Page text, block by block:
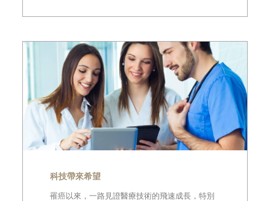
科技帶來希望
罹癌以來，一路見證醫療技術的飛速成長，特別